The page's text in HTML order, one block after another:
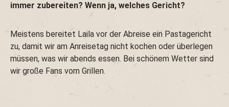
immer zubereiten? Wenn ja, welches Gericht?
Meistens bereitet Laila vor der Abreise ein Pastagericht
zu, damit wir am Anreisetag nicht kochen oder überlegen
müssen, was wir abends essen. Bei schönem Wetter sind
wir große Fans vom Grillen.